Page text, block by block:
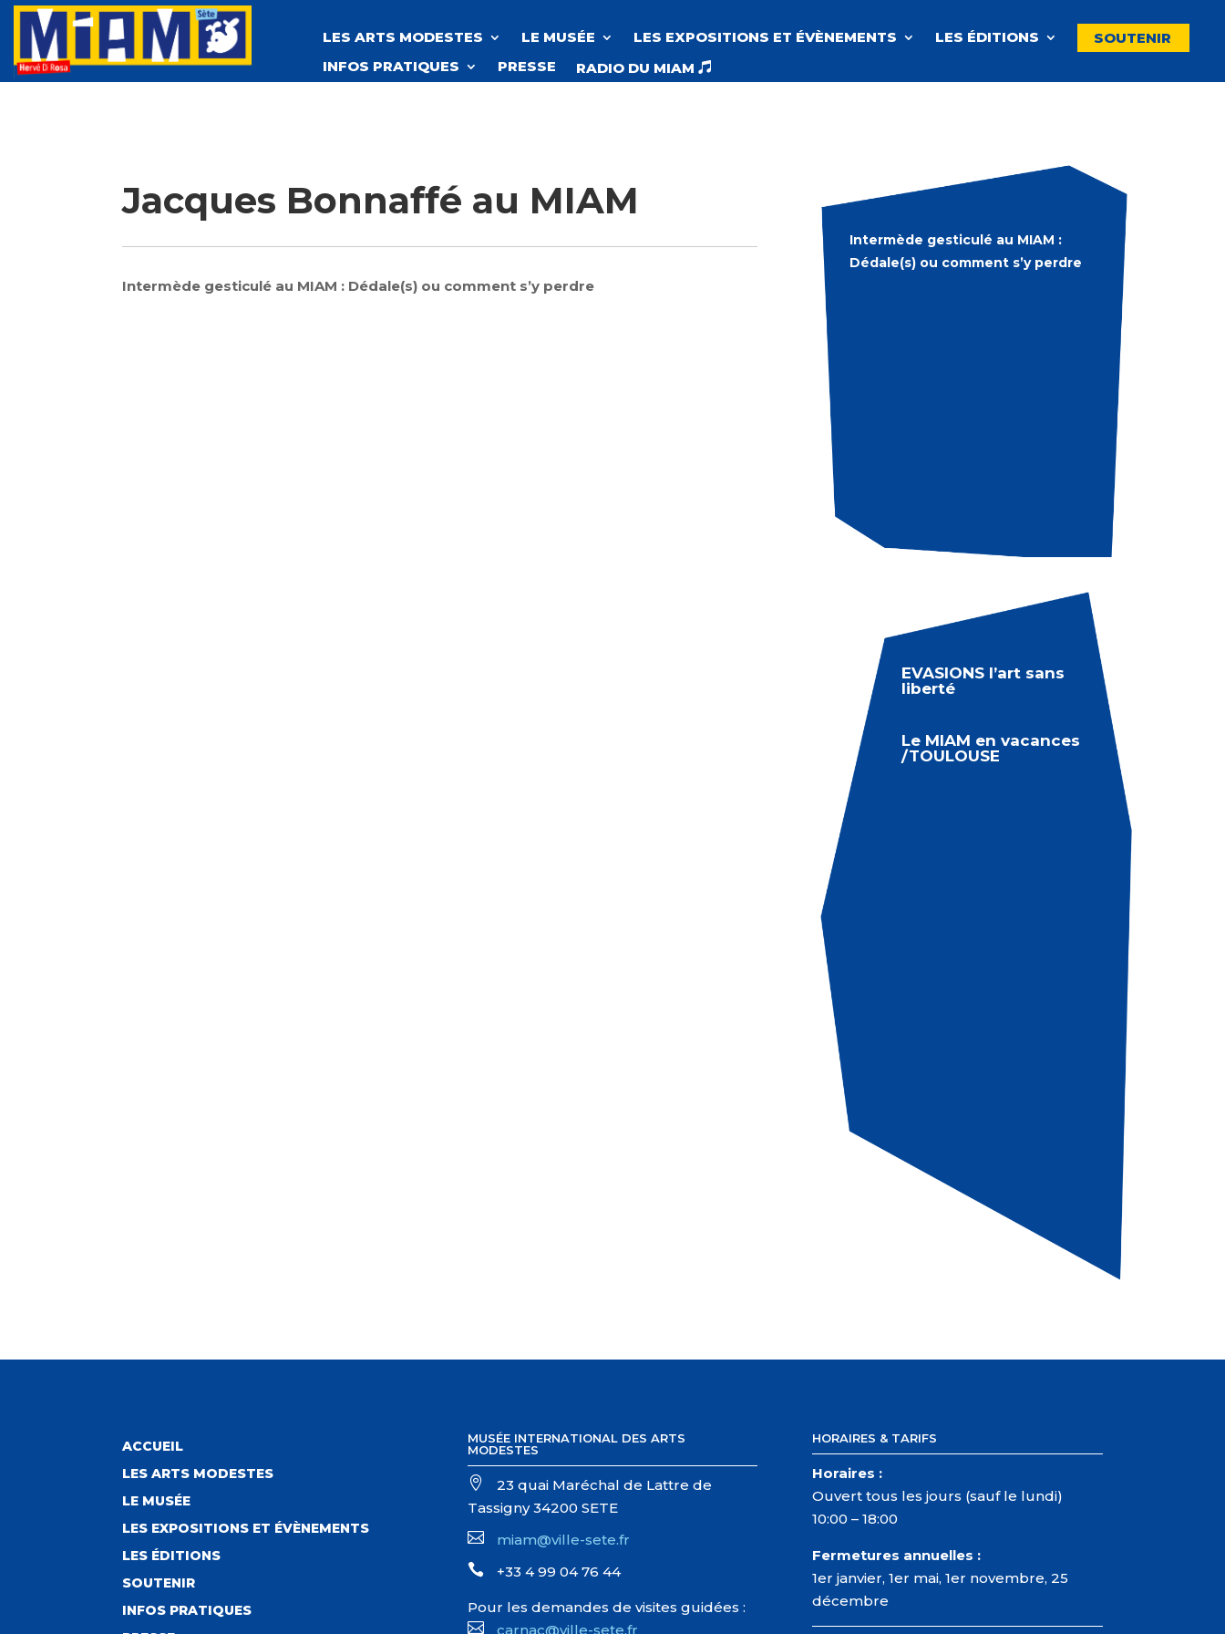
LES ARTS MODESTES LE MUSÉE LES EXPOSITIONS ET ÉVÈNEMENTS LES ÉDITIONS
SOUTENIR
INFOS PRATIQUES
PRESSE RADIO DU MIAM
Jacques Bonnaffé au MIAM
Intermède gesticulé au MIAM : Dédale(s) ou comment s’y perdre
Intermède gesticulé au MIAM :
Dédale(s) ou comment s’y perdre
EVASIONS l’art sans
liberté
Le MIAM en vacances
/TOULOUSE
ACCUEIL
LES ARTS MODESTES
LE MUSÉE
LES EXPOSITIONS ET ÉVÈNEMENTS
LES ÉDITIONS
SOUTENIR
INFOS PRATIQUES
MUSÉE INTERNATIONAL DES ARTS
MODESTES

23 quai Maréchal de Lattre de
Tassigny 34200 SETE
 miam@ville-sete.fr
 +33 4 99 04 76 44
Pour les demandes de visites guidées :
 carnac@ville-sete.fr
HORAIRES & TARIFS
Horaires :
Ouvert tous les jours (sauf le lundi)
10:00 – 18:00
Fermetures annuelles :
1er janvier, 1er mai, 1er novembre, 25
décembre